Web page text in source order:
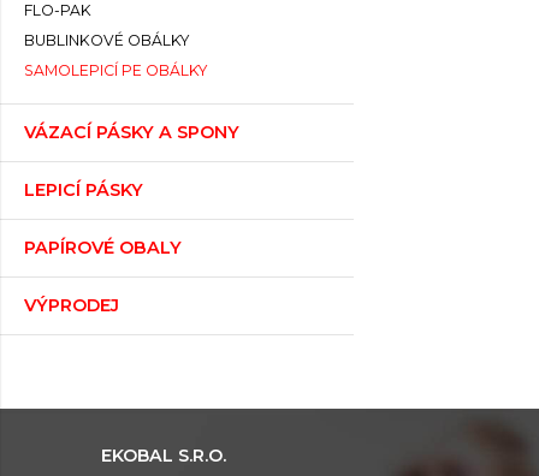
FLO-PAK
BUBLINKOVÉ OBÁLKY
SAMOLEPICÍ PE OBÁLKY
VÁZACÍ PÁSKY A SPONY
LEPICÍ PÁSKY
PAPÍROVÉ OBALY
VÝPRODEJ
EKOBAL S.R.O.